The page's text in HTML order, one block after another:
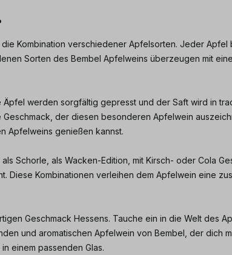
Kombination verschiedener Apfelsorten. Jeder
Sorten des Bembel Apfelweins überzeugen mit
werden sorgfältig gepresst und der Saft wird in
der diesen besonderen Apfelwein
Apfelweins genießen kannst.
Schorle, als Wacken-Edition, mit Kirsch- oder Cola
Diese Kombinationen verleihen dem Apfelwein eine
Geschmack Hessens. Tauche ein in die Welt des
und aromatischen Apfelwein von Bembel, der dich
einem passenden Glas.